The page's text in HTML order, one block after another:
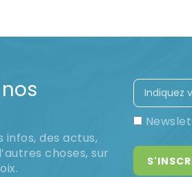
infos, des actus,
choses, sur